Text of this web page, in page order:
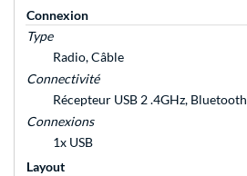
Connexion
Type
Radio, Câble
Connectivité
Récepteur USB 2 .4GHz, Bluetooth
Connexions
1x USB
Layout